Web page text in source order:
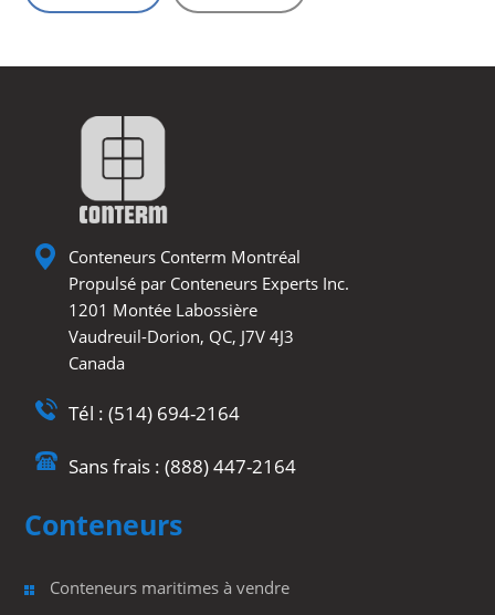
Conteneurs Conterm Montréal
Propulsé par Conteneurs Experts Inc.
1201 Montée Labossière
Vaudreuil-Dorion, QC, J7V 4J3
Canada
Tél : (514) 694-2164
Sans frais : (888) 447-2164
Conteneurs
Conteneurs maritimes à vendre